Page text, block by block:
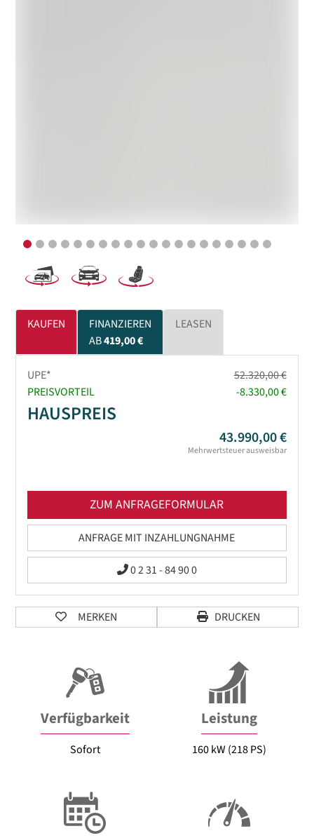
KAUFEN
FINANZIEREN
AB419,00 €
LEASEN
UPE*
52.320,00 €
PREISVORTEIL
-8.330,00 €
HAUSPREIS
43.990,00 €
Mehrwertsteuer ausweisbar
ZUM ANFRAGEFORMULAR
ANFRAGE MIT INZAHLUNGNAHME
0 2 31 - 84 90 0
MERKEN DRUCKEN
Verfügbarkeit
Sofort
Leistung
160 kW (218 PS)